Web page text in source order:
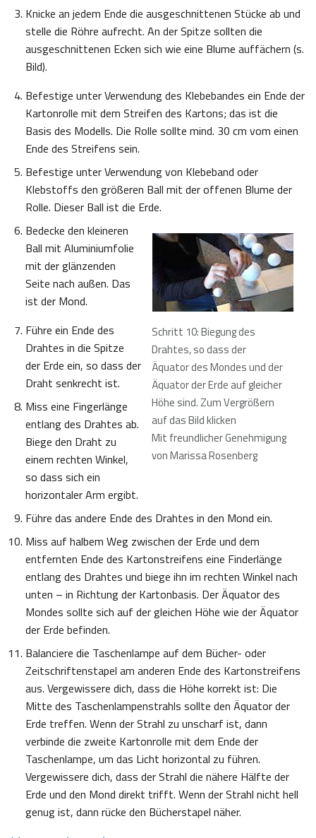
Knicke an jedem Ende die ausgeschnittenen Stücke ab und
stelle die Röhre aufrecht. An der Spitze sollten die
ausgeschnittenen Ecken sich wie eine Blume auffächern (s.
Bild).
Befestige unter Verwendung des Klebebandes ein Ende der
Kartonrolle mit dem Streifen des Kartons; das ist die
Basis des Modells. Die Rolle sollte mind. 30 cm vom einen
Ende des Streifens sein.
Befestige unter Verwendung von Klebeband oder
Klebstoffs den größeren Ball mit der offenen Blume der
Rolle. Dieser Ball ist die Erde.
Schritt 10: Biegung des
Drahtes, so dass der
Äquator des Mondes und der
Äquator der Erde auf gleicher
Höhe sind. Zum Vergrößern
auf das Bild klicken
Mit freundlicher Genehmigung
von Marissa Rosenberg
Bedecke den kleineren
Ball mit Aluminiumfolie
mit der glänzenden
Seite nach außen. Das
ist der Mond.
Führe ein Ende des
Drahtes in die Spitze
der Erde ein, so dass der
Draht senkrecht ist.
Miss eine Fingerlänge
entlang des Drahtes ab.
Biege den Draht zu
einem rechten Winkel,
so dass sich ein
horizontaler Arm ergibt.
Führe das andere Ende des Drahtes in den Mond ein.
Miss auf halbem Weg zwischen der Erde und dem
entfernten Ende des Kartonstreifens eine Finderlänge
entlang des Drahtes und biege ihn im rechten Winkel nach
unten – in Richtung der Kartonbasis. Der Äquator des
Mondes sollte sich auf der gleichen Höhe wie der Äquator
der Erde befinden.
Balanciere die Taschenlampe auf dem Bücher- oder
Zeitschriftenstapel am anderen Ende des Kartonstreifens
aus. Vergewissere dich, dass die Höhe korrekt ist: Die
Mitte des Taschenlampenstrahls sollte den Äquator der
Erde treffen. Wenn der Strahl zu unscharf ist, dann
verbinde die zweite Kartonrolle mit dem Ende der
Taschenlampe, um das Licht horizontal zu führen.
Vergewissere dich, dass der Strahl die nähere Hälfte der
Erde und den Mond direkt trifft. Wenn der Strahl nicht hell
genug ist, dann rücke den Bücherstapel näher.